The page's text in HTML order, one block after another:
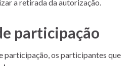
a retirada da autorização.
participação
participação, os participantes que